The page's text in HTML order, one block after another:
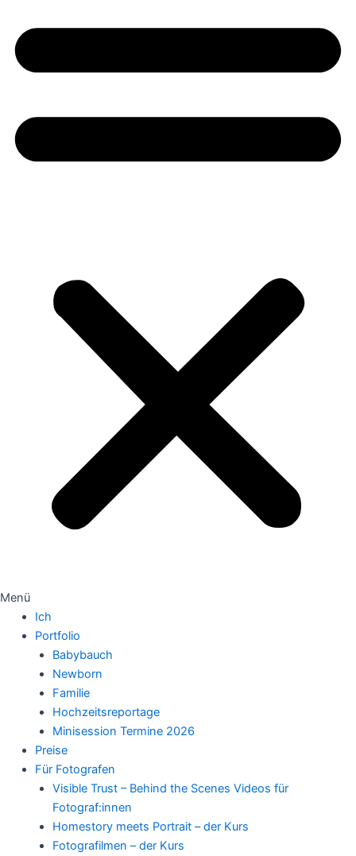
Menü
Ich
Portfolio
Babybauch
Newborn
Familie
Hochzeitsreportage
Minisession Termine 2026
Preise
Für Fotografen
Visible Trust – Behind the Scenes Videos für
Fotograf:innen
Homestory meets Portrait – der Kurs
Fotografilmen – der Kurs